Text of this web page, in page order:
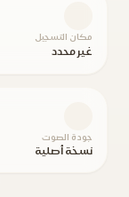
مكان التسجيل
غير محدد
جودة الصوت
نسخة أصلية